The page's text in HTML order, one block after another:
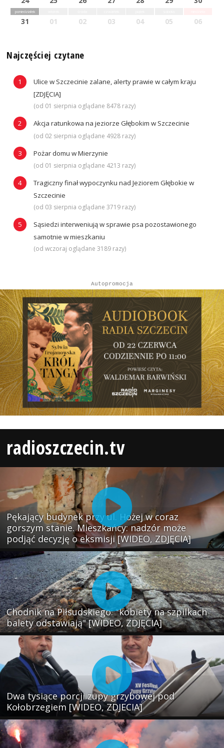
poniedziałek
31 01 02 03 04 05 06
Najczęściej czytane
Ulice w Szczecinie zalane, alerty prawie w całym kraju
[ZDJĘCIA]
(od 01 sierpnia oglądane 8478 razy)
Akcja ratunkowa na jeziorze Głębokim w Szczecinie
(od 02 sierpnia oglądane 4928 razy)
Pożar domu w Mierzynie
(od 01 sierpnia oglądane 4213 razy)
Tragiczny finał wypoczynku nad Jeziorem Głębokie w
Szczecinie
(od 03 sierpnia oglądane 3719 razy)
Sąsiedzi interweniują w sprawie psa pozostawionego
samotnie w mieszkaniu
(od wczoraj oglądane 3189 razy)
Autopromocja
radioszczecin.tv
Pękający budynek przy ul. Hożej w coraz
gorszym stanie. Mieszkańcy: nadzór może
podjąć decyzję o eksmisji [WIDEO, ZDJĘCIA]
Chodnik na Piłsudskiego: "kobiety na szpilkach
balety odstawiają" [WIDEO, ZDJĘCIA]
Dwa tysiące porcji zupy grzybowej pod
Kołobrzegiem [WIDEO, ZDJECIA]